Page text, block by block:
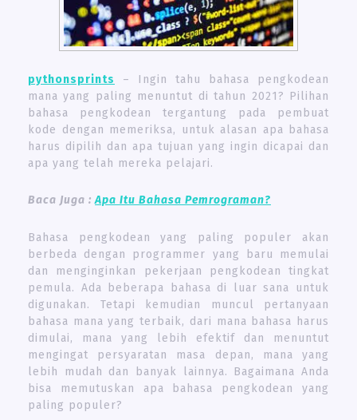
pythonsprints
– Ingin tahu bahasa pengkodean
mana yang paling menuntut di tahun 2021? Pilihan
bahasa pengkodean tergantung pada pembuat
kode dengan memeriksa, untuk alasan apa bahasa
harus dipilih dan apa tujuan yang ingin dicapai dan
apa yang telah mereka pelajari.
Baca Juga :Apa Itu Bahasa Pemrograman?
Bahasa pengkodean yang paling populer akan
berbeda dengan programmer yang baru memulai
dan menginginkan pekerjaan pengkodean tingkat
pemula. Ada beberapa bahasa di luar sana untuk
digunakan. Tetapi kemudian muncul pertanyaan
bahasa mana yang terbaik, dari mana bahasa harus
dimulai, mana yang lebih efektif dan menuntut
mengingat persyaratan masa depan, mana yang
lebih mudah dan banyak lainnya. Bagaimana Anda
bisa memutuskan apa bahasa pengkodean yang
paling populer?